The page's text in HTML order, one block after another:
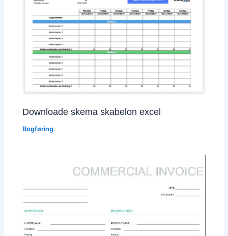
Downloade skema skabelon excel
Bogføring